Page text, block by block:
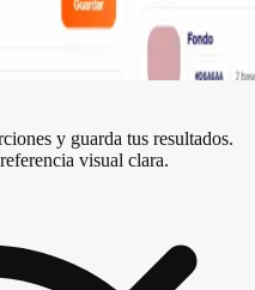
y guarda tus resultados.
visual clara.